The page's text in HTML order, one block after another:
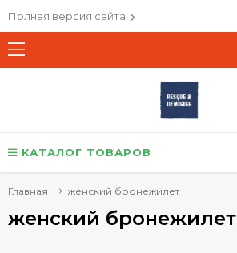
Полная версия сайта
КАТАЛОГ ТОВАРОВ
Главная женский бронежилет
женский бронежилет